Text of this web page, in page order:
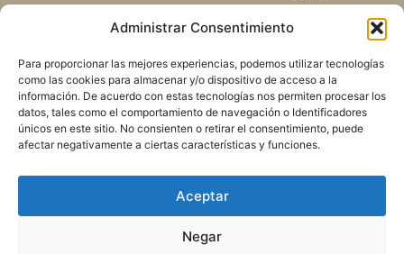
Administrar Consentimiento
Para proporcionar las mejores experiencias, podemos utilizar tecnologías
como las cookies para almacenar y/o dispositivo de acceso a la
información. De acuerdo con estas tecnologías nos permiten procesar los
datos, tales como el comportamiento de navegación o Identificadores
únicos en este sitio. No consienten o retirar el consentimiento, puede
afectar negativamente a ciertas características y funciones.
Aceptar
Negar
Recibir las últimas noticias acerca de
nuestra vida, la misión y ministerios de
SUSCRIBIRSE
Centro de Recursos
Mapa del sitio
POLÍTICA DE PRIVACIDADLAS COOKIES